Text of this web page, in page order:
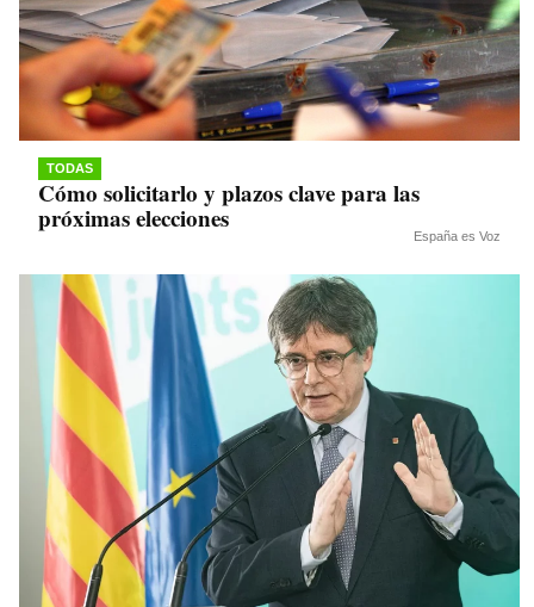
TODAS
Cómo solicitarlo y plazos clave para las
próximas elecciones
España es Voz